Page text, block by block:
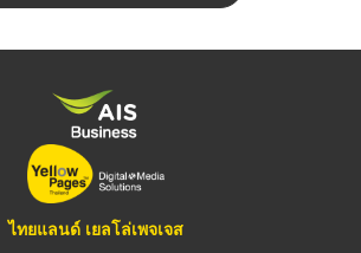
ไทยแลนด์ เยลโล่เพจเจส